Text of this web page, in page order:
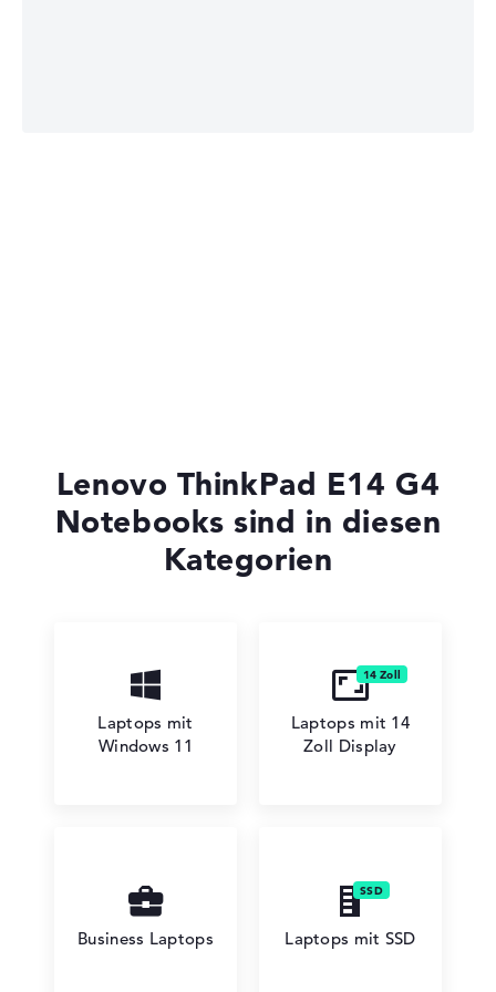
Lenovo Chromebook
Lenovo ThinkPad E14 G4
Notebooks sind in diesen
Kategorien
Laptops mit
Windows 11
Laptops mit 14
Zoll Display
Business Laptops Laptops mit SSD